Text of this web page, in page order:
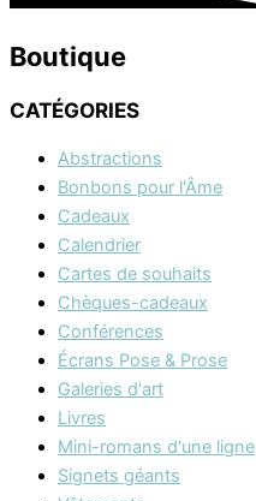
Boutique
CATÉGORIES
Abstractions
Bonbons pour l'Âme
Cadeaux
Calendrier
Cartes de souhaits
Chèques-cadeaux
Conférences
Écrans Pose & Prose
Galeries d'art
Livres
Mini-romans d'une ligne
Signets géants